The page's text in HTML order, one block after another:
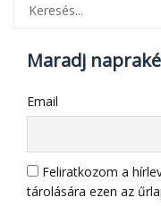
Maradj
Email
Feliratkozom a
tárolására ezen az